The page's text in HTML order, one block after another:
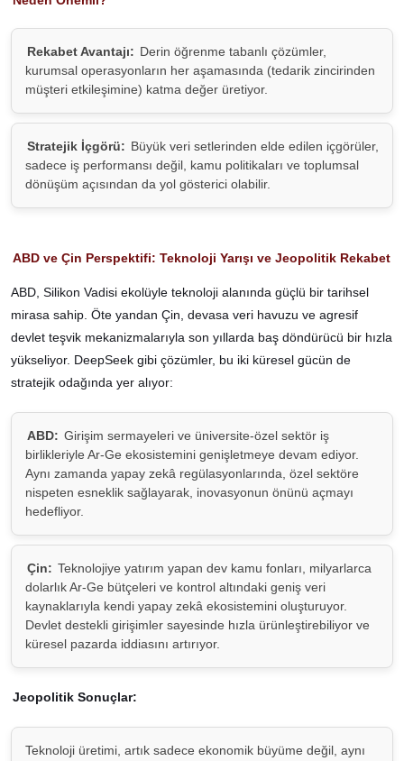
Rekabet Avantajı: Derin öğrenme tabanlı çözümler,
kurumsal operasyonların her aşamasında (tedarik zincirinden
müşteri etkileşimine) katma değer üretiyor.
Stratejik İçgörü: Büyük veri setlerinden elde edilen içgörüler,
sadece iş performansı değil, kamu politikaları ve toplumsal
dönüşüm açısından da yol gösterici olabilir.
ABD ve Çin Perspektifi: Teknoloji Yarışı ve Jeopolitik Rekabet
ABD, Silikon Vadisi ekolüyle teknoloji alanında güçlü bir tarihsel
mirasa sahip. Öte yandan Çin, devasa veri havuzu ve agresif
devlet teşvik mekanizmalarıyla son yıllarda baş döndürücü bir hızla
yükseliyor. DeepSeek gibi çözümler, bu iki küresel gücün de
stratejik odağında yer alıyor:
ABD: Girişim sermayeleri ve üniversite-özel sektör iş
birlikleriyle Ar-Ge ekosistemini genişletmeye devam ediyor.
Aynı zamanda yapay zekâ regülasyonlarında, özel sektöre
nispeten esneklik sağlayarak, inovasyonun önünü açmayı
hedefliyor.
Çin: Teknolojiye yatırım yapan dev kamu fonları, milyarlarca
dolarlık Ar-Ge bütçeleri ve kontrol altındaki geniş veri
kaynaklarıyla kendi yapay zekâ ekosistemini oluşturuyor.
Devlet destekli girişimler sayesinde hızla ürünleştirebiliyor ve
küresel pazarda iddiasını artırıyor.
Jeopolitik Sonuçlar:
Teknoloji üretimi, artık sadece ekonomik büyüme değil, aynı